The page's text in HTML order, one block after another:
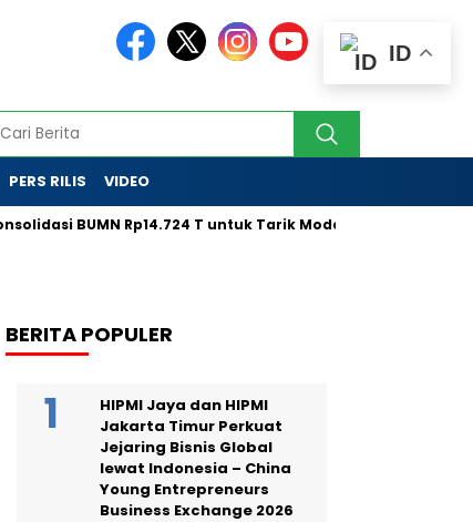
PERS RILIS VIDEO
BUMN Rp14.724 T untuk Tarik Modal Global
BERITA POPULER
HIPMI Jaya dan HIPMI
Jakarta Timur Perkuat
Jejaring Bisnis Global
lewat Indonesia – China
Young Entrepreneurs
Business Exchange 2026
ID